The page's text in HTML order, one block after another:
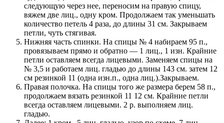
следующую через нее, переносим на правую спицу,
вяжем две лиц., одну кром. Продолжаем так уменьшать
количество петель 4 раза, до длины 31 см. Закрываем
петли, чуть стягивая.
Нижняя часть спинки. На спицы № 4 набираем 95 п.,
провязываем прямо и обратно — 1 лиц., 1 изн. Крайние
петли оставляем всегда лицевыми. Заменяем спицы на
№ 3,5 и работаем лиц. гладью до длины 143 см. затем 12
см резинкой 11 (одна изн.п., одна лиц.).Закрываем.
Правая полочка. На спицы того же размера берем 58 п.,
продолжаем вязать резинкой 11 12 см. Крайние петли
всегда оставляем лицевыми. 2 р. выполняем лиц.
гладью.